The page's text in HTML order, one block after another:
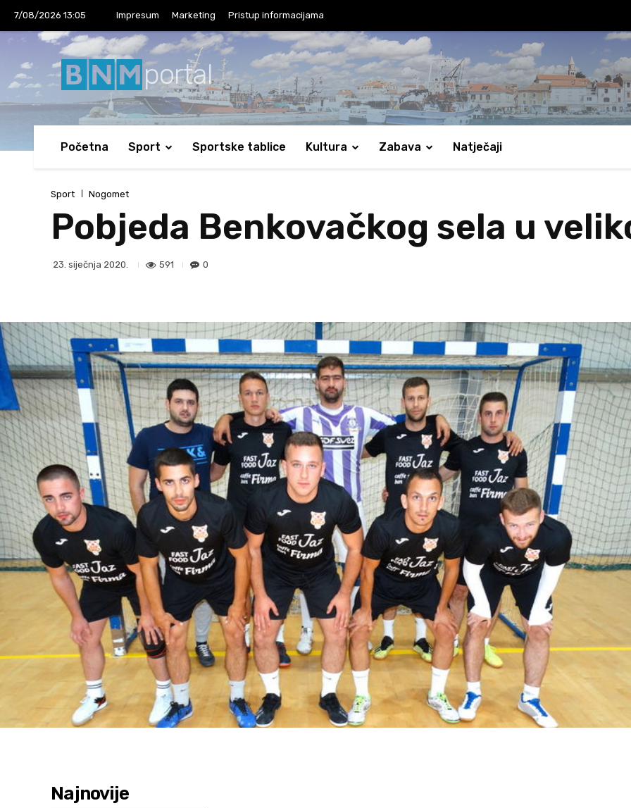
7/08/2026 13:05 Impresum Marketing Pristup informacijama
portal
Početna Sport Sportske tablice Kultura Zabava Natječaji
Sport Nogomet
Pobjeda Benkovačkog sela u
23. siječnja 2020. 591 0
Najnovije